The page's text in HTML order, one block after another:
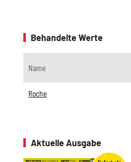
Behandelte Werte
Name
Roche
Aktuelle Ausgabe